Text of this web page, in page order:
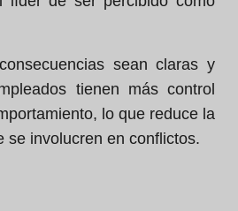
sean claras y
tienen más control
lo que reduce la
se involucren en conflictos.